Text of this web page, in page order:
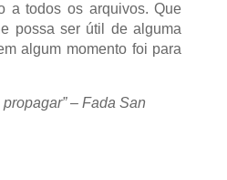
a todos os arquivos. Que
possa ser útil de alguma
algum momento foi para
– Fada San